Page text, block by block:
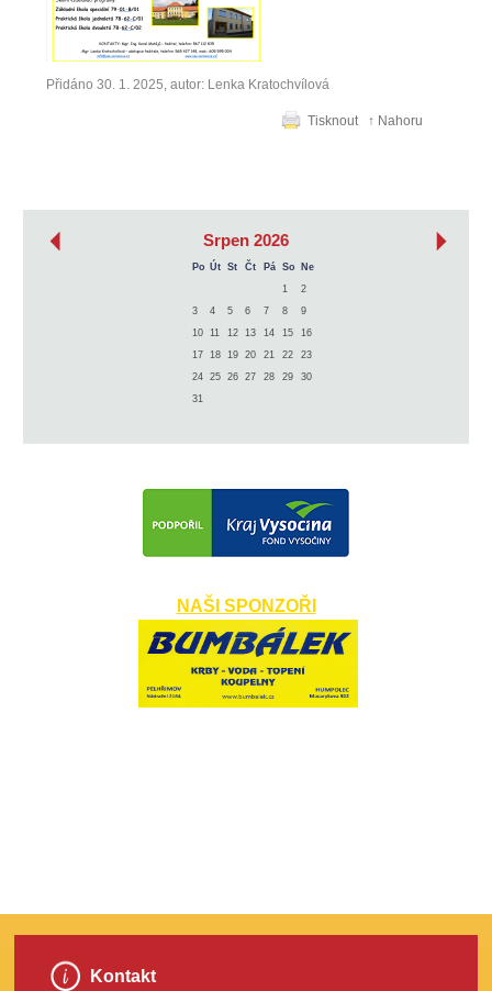
Přidáno 30. 1. 2025, autor: Lenka Kratochvílová
Tisknout ↑ Nahoru
Srpen 2026
Po Út St Čt Pá So
Ne
1
2
3
4 5 6 7 8
9
10
11 12 13 14 15
16
17
18 19 20 21 22
23
24
25 26 27 28 29
30
31
NAŠI SPONZOŘI
Kontakt